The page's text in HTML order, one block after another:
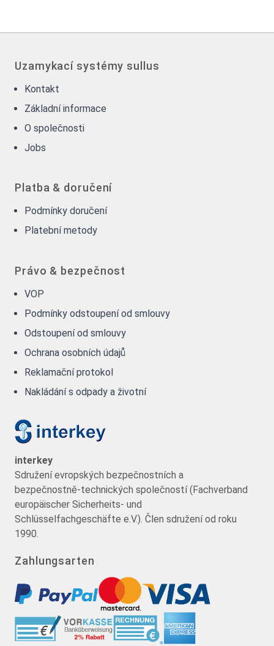
Uzamykací systémy sullus
Kontakt
Základní informace
O společnosti
Jobs
Platba & doručení
Podmínky doručení
Platební metody
Právo & bezpečnost
VOP
Podmínky odstoupení od smlouvy
Odstoupení od smlouvy
Ochrana osobních údajů
Reklamační protokol
Nakládání s odpady a životní
interkey
Sdružení evropských bezpečnostních a
bezpečnostně-technických společností (Fachverband
europäischer Sicherheits- und
Schlüsselfachgeschäfte e.V.). Člen sdružení od roku
1990.
Zahlungsarten